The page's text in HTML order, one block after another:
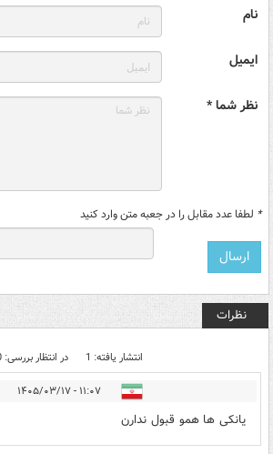
نام
ایمیل
نظر شما *
* لطفا عدد مقابل را در جعبه متن وارد کنید
نظرات
انتشار یافته: 1 در انتظار بررسی: 0
۱۱:۰۷ - ۱۴۰۵/۰۳/۱۷
یانکی ها همو قبول ندارن